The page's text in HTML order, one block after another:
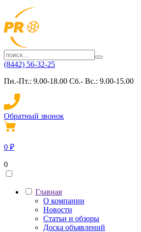
(8442) 56-32-25
Пн.-Пт.: 9.00-18.00 Сб.- Вс.: 9.00-15.00
Обратный звонок
0 ₽
0
Главная
О компании
Новости
Статьи и обзоры
Доска объявлений